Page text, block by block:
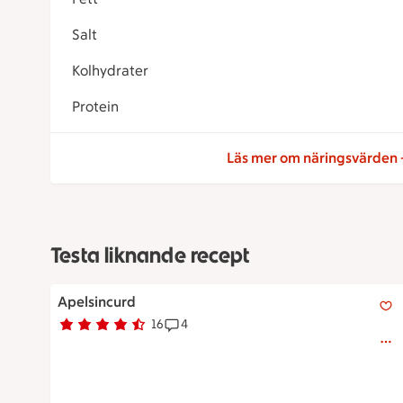
Salt
Kolhydrater
Protein
Läs mer om näringsvärden
Testa liknande recept
Apelsincurd
Betyg 4.1 av 5. 16
16 personer har röstatReceptet har 4 kommentarer
4
Apelsincurd